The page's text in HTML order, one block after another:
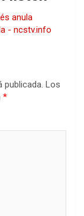
anula
- ncstv.info
publicada. Los
*